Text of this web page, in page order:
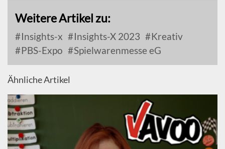
Weitere Artikel zu:
Insights-x Insights-X 2023
Kreativ
PBS-Expo
Spielwarenmesse eG
Ähnliche Artikel